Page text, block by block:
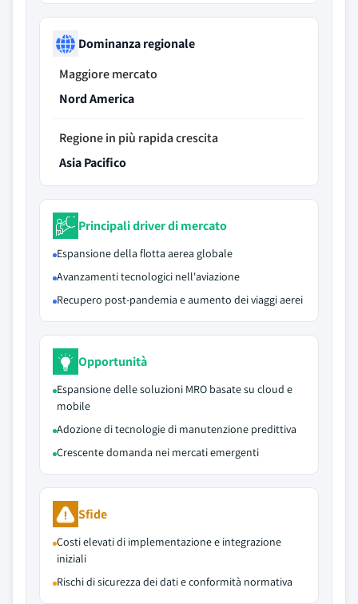
Dominanza regionale
Maggiore mercato
Nord America
Regione in più rapida crescita
Asia Pacifico
Principali driver di mercato
Espansione della flotta aerea globale
Avanzamenti tecnologici nell'aviazione
Recupero post-pandemia e aumento dei viaggi aerei
Opportunità
Espansione delle soluzioni MRO basate su cloud e
mobile
Adozione di tecnologie di manutenzione predittiva
Crescente domanda nei mercati emergenti
Sfide
Costi elevati di implementazione e integrazione
iniziali
Rischi di sicurezza dei dati e conformità normativa